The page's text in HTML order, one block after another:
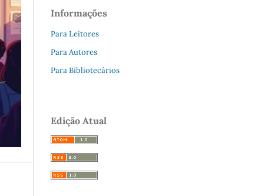
Informações
Para Leitores
Para Autores
Para Bibliotecários
Edição Atual